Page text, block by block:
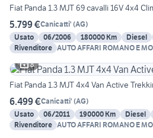
Fiat Panda 1.3 MJT 69 cavalli 16V 4x4
5.799 €Canicatti' (AG)
Usato
06/2006 180000 Km Diesel
Rivenditore AUTO AFFARI ROMANO E
8
Fiat Panda 1.3 MJT 4x4 Van Active
6.499 €Canicatti' (AG)
Usato
06/2011 190000 Km Diesel
Rivenditore AUTO AFFARI ROMANO E